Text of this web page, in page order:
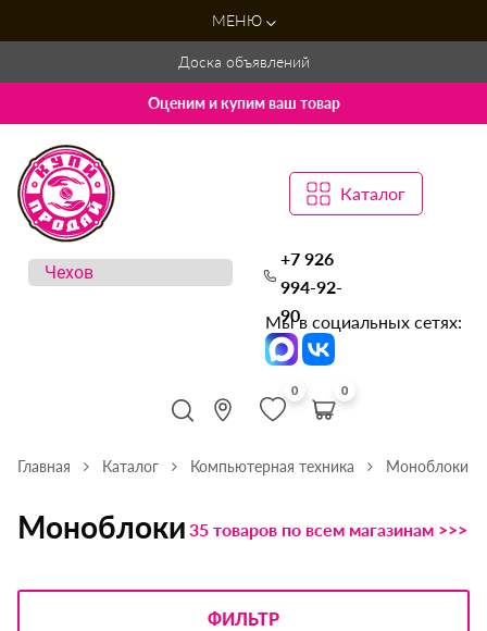
МЕНЮ
Доска объявлений
Оценим и купим ваш товар
Каталог
+7 926
994-92-
90
Мы в социальных сетях:
0 0
Главная Каталог Компьютерная техника Моноблоки
Моноблоки 35 товаров по всем магазинам >>>
ФИЛЬТР